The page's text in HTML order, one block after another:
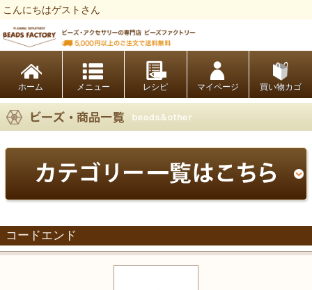
こんにちはゲストさん
ホーム レシピ マイページ 買い物カゴ
コードエンド